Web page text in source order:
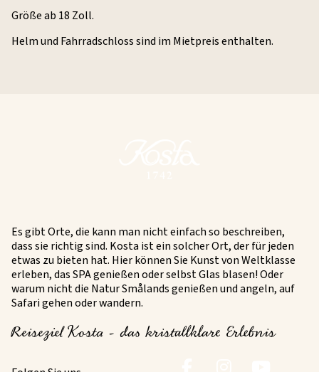
Größe ab 18 Zoll.
Helm und Fahrradschloss sind im Mietpreis enthalten.
Es gibt Orte, die kann man nicht einfach so beschreiben,
dass sie richtig sind. Kosta ist ein solcher Ort, der für jeden
etwas zu bieten hat. Hier können Sie Kunst von Weltklasse
erleben, das SPA genießen oder selbst Glas blasen! Oder
warum nicht die Natur Smålands genießen und angeln, auf
Safari gehen oder wandern.
Reiseziel Kosta - das kristallklare Erlebnis